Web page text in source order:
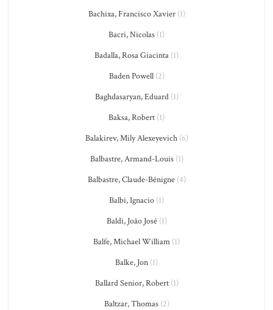
Bachixa, Francisco Xavier(1)
Bacri, Nicolas (1)
Badalla, Rosa Giacinta (1)
Baden Powell(2)
Baghdasaryan, Eduard(1)
Baksa, Robert (1)
Balakirev, Mily Alexeyevich(6)
Balbastre, Armand-Louis(1)
Balbastre, Claude-Bénigne(4)
Balbi, Ignacio (1)
Baldi, João José(1)
Balfe, Michael William (1)
Balke, Jon (1)
Ballard Senior, Robert(1)
Baltzar, Thomas(2)